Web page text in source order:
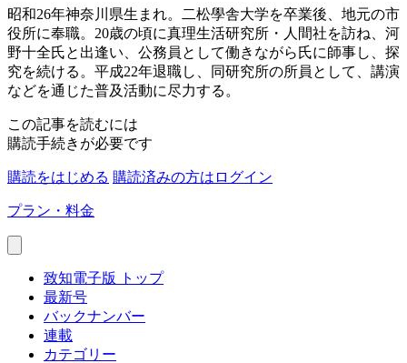
昭和26年神奈川県生まれ。二松學舎大学を卒業後、地元の市
役所に奉職。20歳の頃に真理生活研究所・人間社を訪ね、河
野十全氏と出逢い、公務員として働きながら氏に師事し、探
究を続ける。平成22年退職し、同研究所の所員として、講演
などを通じた普及活動に尽力する。
この記事を読むには
購読手続きが必要です
購読をはじめる 購読済みの方はログイン
プラン・料金
致知電子版 トップ
最新号
バックナンバー
連載
カテゴリー